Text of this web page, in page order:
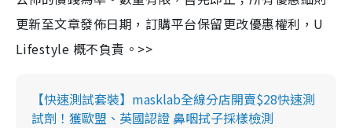
更新至文章發佈日期，訂購平台保留更改優惠權利，U
Lifestyle 概不負責。>>
【快速測試套裝】masklab全線分店開賣$28快速測
試劑！獲歐盟、英國認證 鼻咽拭子採樣檢測